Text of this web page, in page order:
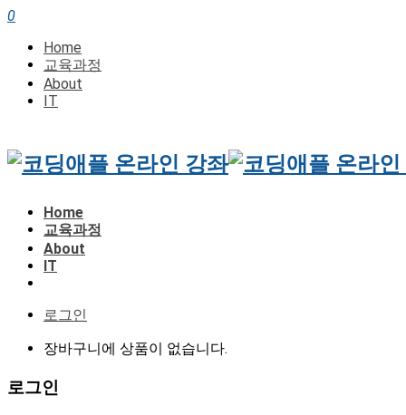
0
Home
교육과정
About
IT
Home
교육과정
About
IT
로그인
장바구니에 상품이 없습니다.
로그인